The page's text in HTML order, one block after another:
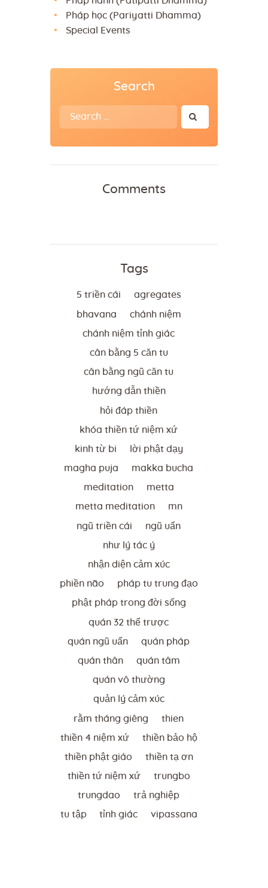
Pháp học (Pariyatti Dhamma)
Special Events
Search
Search
for:
Comments
Tags
5 triền cái agregates
bhavana chánh niệm
chánh niệm tỉnh giác
cân bằng 5 căn tu
cân bằng ngũ căn tu
hướng dẫn thiền
hỏi đáp thiền
khóa thiền tứ niệm xứ
kinh từ bi lời phật dạy
magha puja makka bucha
meditation metta
metta meditation mn
ngũ triền cái ngũ uẩn
như lý tác ý
nhận diện cảm xúc
phiền não pháp tu trung đạo
phật pháp trong đời sống
quán 32 thể trược
quán ngũ uẩn quán pháp
quán thân quán tâm
quán vô thường
quản lý cảm xúc
rằm tháng giêng thien
thiền 4 niệm xứ thiền bảo hộ
thiền phật giáo thiền tạ ơn
thiền tứ niệm xứ trungbo
trungdao trả nghiệp
tu tập tỉnh giác vipassana